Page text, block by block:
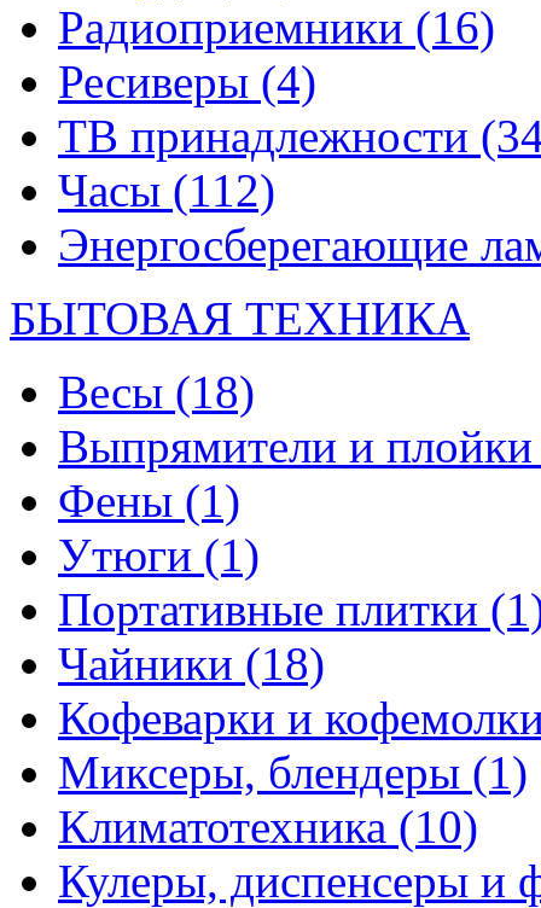
Радиоприемники (16)
Ресиверы (4)
ТВ принадлежности
Часы (112)
Энергосберегающие
БЫТОВАЯ ТЕХНИКА
Весы (18)
Выпрямители и
Фены (1)
Утюги (1)
Портативные плитки
Чайники (18)
Кофеварки и
Миксеры, блендеры (1)
Климатотехника (10)
Кулеры, диспенсеры и